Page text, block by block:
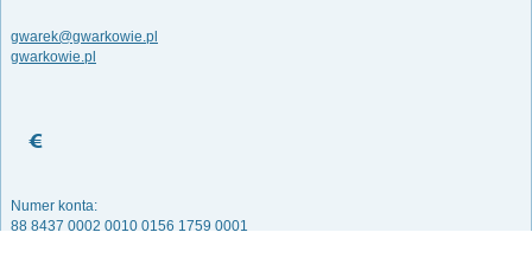
gwarek@gwarkowie.pl
gwarkowie.pl
Numer konta:
88 8437 0002 0010 0156 1759 0001